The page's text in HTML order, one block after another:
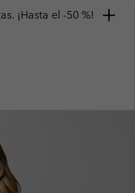
¡Hasta el -50 %!